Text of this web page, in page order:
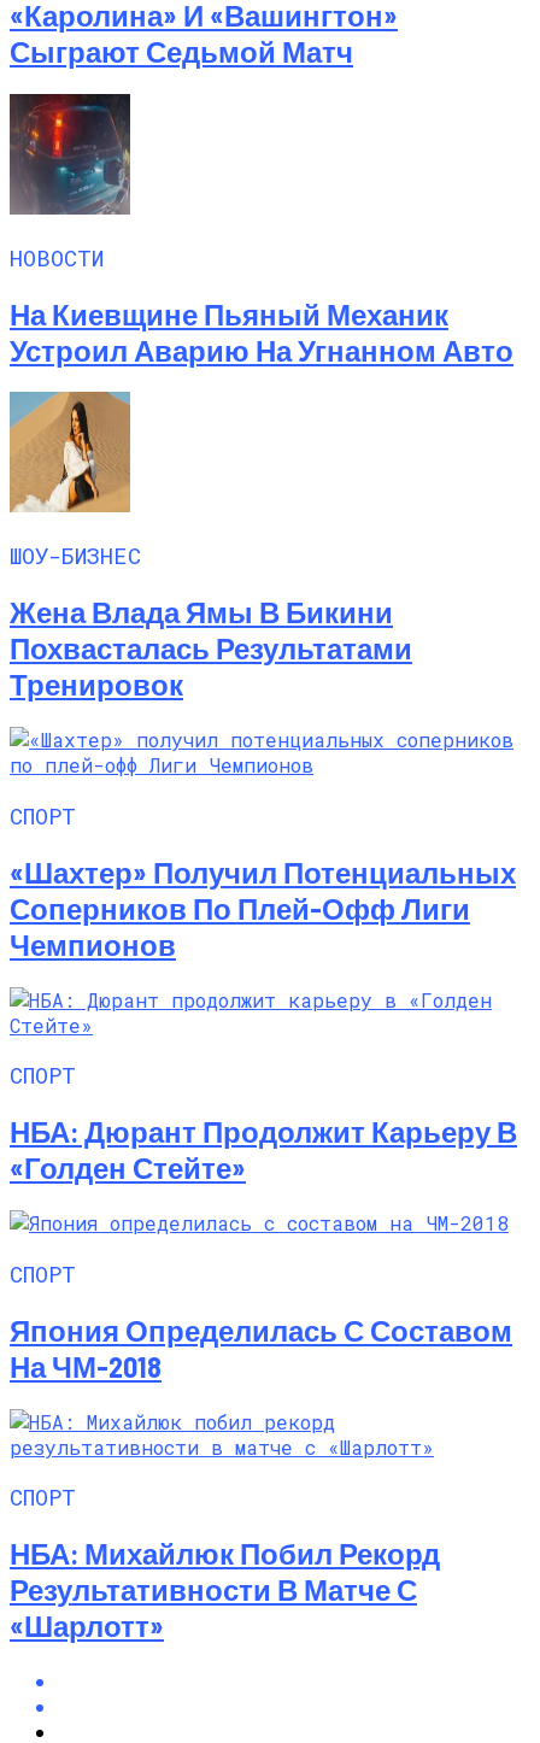
«Каролина» И «Вашингтон»
Сыграют Седьмой Матч
НОВОСТИ
На Киевщине Пьяный Механик
Устроил Аварию На Угнанном Авто
ШОУ-БИЗНЕС
Жена Влада Ямы В Бикини
Похвасталась Результатами
Тренировок
СПОРТ
«Шахтер» Получил Потенциальных
Соперников По Плей-Офф Лиги
Чемпионов
СПОРТ
НБА: Дюрант Продолжит Карьеру В
«Голден Стейте»
СПОРТ
Япония Определилась С Составом
На ЧМ-2018
СПОРТ
НБА: Михайлюк Побил Рекорд
Результативности В Матче С
«Шарлотт»